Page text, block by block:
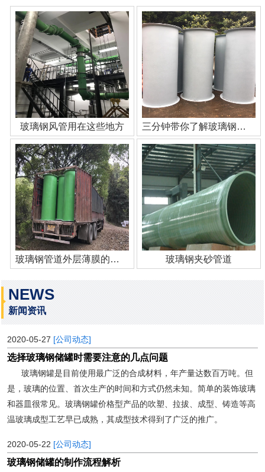
玻璃钢风管用在这些地方 三分钟带你了解玻璃钢管道
玻璃钢管道外层薄膜的作用 玻璃钢夹砂管道
NEWS
新闻资讯
2020-05-27 [公司动态]
选择玻璃钢储罐时需要注意的几点问题
玻璃钢罐是目前使用最广泛的合成材料，年产量达数百万吨。但
是，玻璃的位置、首次生产的时间和方式仍然未知。简单的装饰玻璃
和器皿很常见。玻璃钢罐价格型产品的吹塑、拉拔、成型、铸造等高
温玻璃成型工艺早已成熟，其成型技术得到了广泛的推广。
2020-05-22 [公司动态]
玻璃钢储罐的制作流程解析